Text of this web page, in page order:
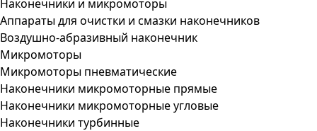
Наконечники и микромоторы
Аппараты для очистки и смазки наконечников
Воздушно-абразивный наконечник
Микромоторы
Микромоторы пневматические
Наконечники микромоторные прямые
Наконечники микромоторные угловые
Наконечники турбинные